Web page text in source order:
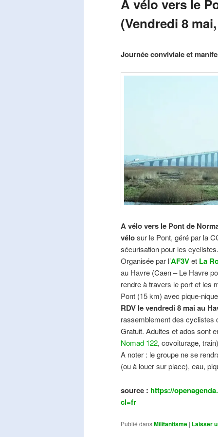
A vélo vers le
(Vendredi 8
Journée conviviale et
A vélo vers le Pont de
vélosur le Pont, géré par la
sécurisation pour les cyclistes.
Organisée par l’AF3Vet La
au Havre (Caen – Le Havre
rendre à travers le port et les
Pont (15 km) avec pique-
RDV le vendredi 8 mai au
rassemblement des cyclistes
Gratuit. Adultes et ados sont
Nomad 122, covoiturage,
A noter : le groupe ne se
(ou à louer sur place), eau,
source : https://
cl=fr
Publié dansMilitantisme | Laisser